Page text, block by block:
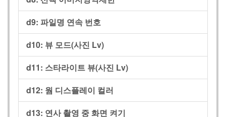
d9: 파일명 연속 번호
d10: 뷰 모드(사진 Lv)
d11: 스타라이트 뷰(사진 Lv)
d12: 웜 디스플레이 컬러
d13: 연사 촬영 중 화면 켜기